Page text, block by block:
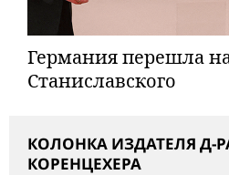
Германия перешла
Станиславского
КОЛОНКА ИЗДАТЕЛЯ Д-
КОРЕНЦЕХЕРА